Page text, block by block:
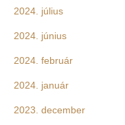
2024. július
2024. június
2024. február
2024. január
2023. december